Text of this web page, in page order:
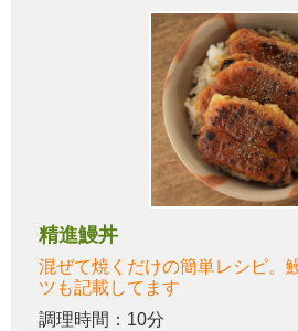
精進鰻丼
混ぜて焼くだけの簡単レシピ。
ツも記載してます
調理時間：10分